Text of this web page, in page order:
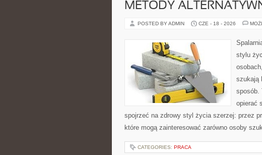
METODY
POSTED BY ADMIN CZE - 18 - 2026
stylu
szukają
sposób.
opierać
spojrzeć na zdrowy styl życia szerzej: przez
które mogą zainteresować zarówno osoby
CATEGORIES: PRACA